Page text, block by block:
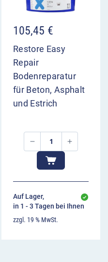
105,45 €
Restore Easy
Repair
Bodenreparatur
für Beton, Asphalt
und Estrich
Auf Lager,
in 1 - 3 Tagen bei Ihnen
zzgl. 19 % MwSt.